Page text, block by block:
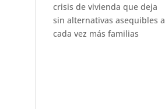
crisis de vivienda que deja
sin alternativas asequibles a
cada vez más familias